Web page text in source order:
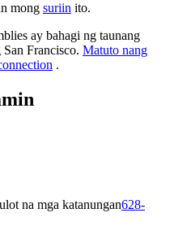
mong suriin ito.
ay bahagi ng taunang
Francisco. Matuto nang
.
na mga katanungan628-